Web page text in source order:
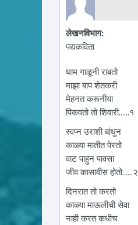
लेखनविभाग:
पद्यकविता
घाम गाळूनी राबतो
माझा बाप शेतकरी
मेहनत करूनीया
पिकवतो तो शिवारी......१
स्वप्न उराशी बांधुन
काळ्या मातीत पेरतो
वाट पाहुन पावसा
जीव कासावीस होतो......२
दिनरात तो करतो
काळ्या माऊलीची सेवा
नाही करत कधीच